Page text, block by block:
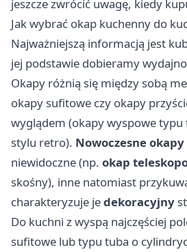
jeszcze zwrócić uwagę, kiedy
Jak wybrać okap kuchenny do
Najważniejszą informacją jest
jej podstawie dobieramy
Okapy różnią się między sobą
okapy sufitowe czy okapy
wyglądem (okapy wyspowe typu
stylu retro). Nowoczesne okapy
niewidoczne (np. okap
skośny), inne natomiast
charakteryzuje jedekoracyjny
Do kuchni z wyspą najczęściej
sufitowe lub typu tuba o